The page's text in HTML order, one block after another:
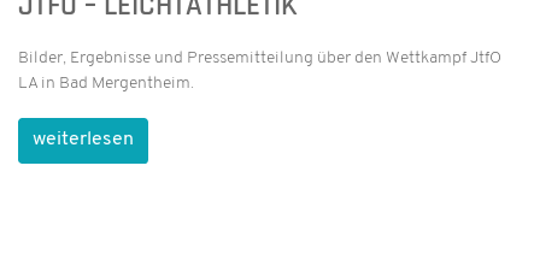
Bilder, Ergebnisse und Pressemitteilung über den Wettkampf JtfO
LA in Bad Mergentheim.
weiterlesen